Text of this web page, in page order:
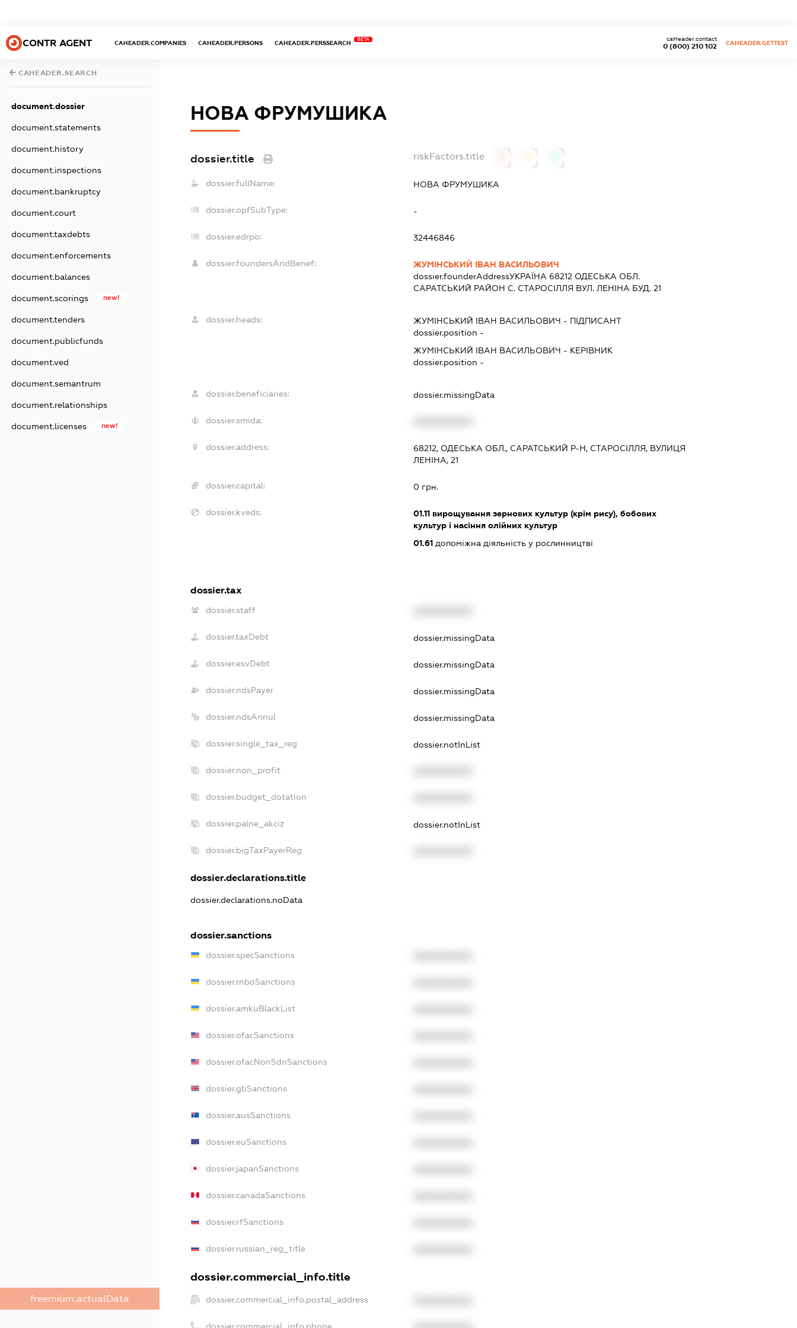
CONTR AGENT CAHEADER.COMPANIES CAHEADER.PERSONS CAHEADER.PERSSEARCH
BETA
0 (800) 210 102
caHeader.contact
CAHEADER.GETTEST
CAHEADER.SEARCH
document.dossier
document.statements
document.history
document.inspections
document.bankruptcy
document.court
document.taxdebts
document.enforcements
document.balances
document.scorings new!
document.tenders
document.publicfunds
document.ved
document.semantrum
document.relationships
document.licenses new!
freemium.actualData
НОВА ФРУМУШИКА
dossier.title riskFactors.title
dossier.fullName: НОВА ФРУМУШИКА
dossier.opfSubType: -
dossier.edrpo: 32446846
dossier.foundersAndBenef:
ЖУМІНСЬКИЙ ІВАН ВАСИЛЬОВИЧ
dossier.founderAddressУКРАЇНА 68212 ОДЕСЬКА ОБЛ.
САРАТСЬКИЙ РАЙОН С. СТАРОСІЛЛЯ ВУЛ. ЛЕНІНА БУД. 21
dossier.heads: ЖУМІНСЬКИЙ ІВАН ВАСИЛЬОВИЧ - ПІДПИСАНТ
dossier.position -
ЖУМІНСЬКИЙ ІВАН ВАСИЛЬОВИЧ - КЕРІВНИК
dossier.position -
dossier.beneficiaries: dossier.missingData
dossier.smida:
dossier.address:
68212, ОДЕСЬКА ОБЛ., САРАТСЬКИЙ Р-Н, СТАРОСІЛЛЯ, ВУЛИЦЯ
ЛЕНІНА, 21
dossier.capital: 0 грн.
dossier.kveds: 01.11 вирощування зернових культур (крім рису), бобових
культур і насіння олійних культур
01.61 допоміжна діяльність у рослинництві
dossier.tax
dossier.staff
dossier.taxDebt dossier.missingData
dossier.esvDebt dossier.missingData
dossier.ndsPayer dossier.missingData
dossier.ndsAnnul dossier.missingData
dossier.single_tax_reg dossier.notInList
dossier.non_profit
dossier.budget_dotation
dossier.palne_akciz dossier.notInList
dossier.bigTaxPayerReg
dossier.declarations.title
dossier.declarations.noData
dossier.sanctions
dossier.specSanctions
dossier.rnboSanctions
dossier.amkuBlackList
dossier.ofacSanctions
dossier.ofacNonSdnSanctions
dossier.gbSanctions
dossier.ausSanctions
dossier.euSanctions
dossier.japanSanctions
dossier.canadaSanctions
dossier.rfSanctions
dossier.russian_reg_title
dossier.commercial_info.title
dossier.commercial_info.postal_address
dossier.commercial_info.phone